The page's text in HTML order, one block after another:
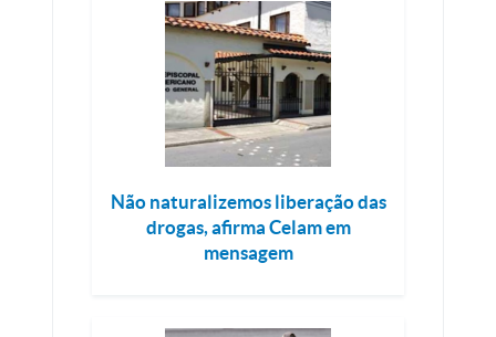
Não naturalizemos liberação das
drogas, afirma Celam em
mensagem